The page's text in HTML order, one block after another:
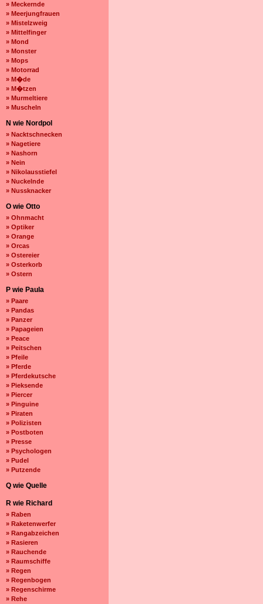
» Meckernde
» Meerjungfrauen
» Mistelzweig
» Mittelfinger
» Mond
» Monster
» Mops
» Motorrad
» M�de
» M�tzen
» Murmeltiere
» Muscheln
N wie Nordpol
» Nacktschnecken
» Nagetiere
» Nashorn
» Nein
» Nikolausstiefel
» Nuckelnde
» Nussknacker
O wie Otto
» Ohnmacht
» Optiker
» Orange
» Orcas
» Ostereier
» Osterkorb
» Ostern
P wie Paula
» Paare
» Pandas
» Panzer
» Papageien
» Peace
» Peitschen
» Pfeile
» Pferde
» Pferdekutsche
» Pieksende
» Piercer
» Pinguine
» Piraten
» Polizisten
» Postboten
» Presse
» Psychologen
» Pudel
» Putzende
Q wie Quelle
R wie Richard
» Raben
» Raketenwerfer
» Rangabzeichen
» Rasieren
» Rauchende
» Raumschiffe
» Regen
» Regenbogen
» Regenschirme
» Rehe